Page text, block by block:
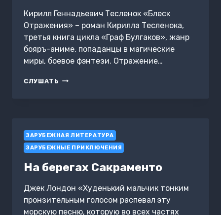
Кирилл Геннадьевич Тесленок «Блеск
Отражения» – роман Кирилла Тесленока,
третья книга цикла «Граф Булгаков», жанр
бояръ-аниме, попаданцы в магические
миры, боевое фэнтези. Отражение…
СЛУШАТЬ ГРАФ
ЗАРУБЕЖНАЯ ЛИТЕРАТУРА
ЗАРУБЕЖНЫЕ ПРИКЛЮЧЕНИЯ
На берегах Сакраменто
Джек Лондон «Худенький мальчик тонким
пронзительным голосом распевал эту
морскую песню, которую во всех частях